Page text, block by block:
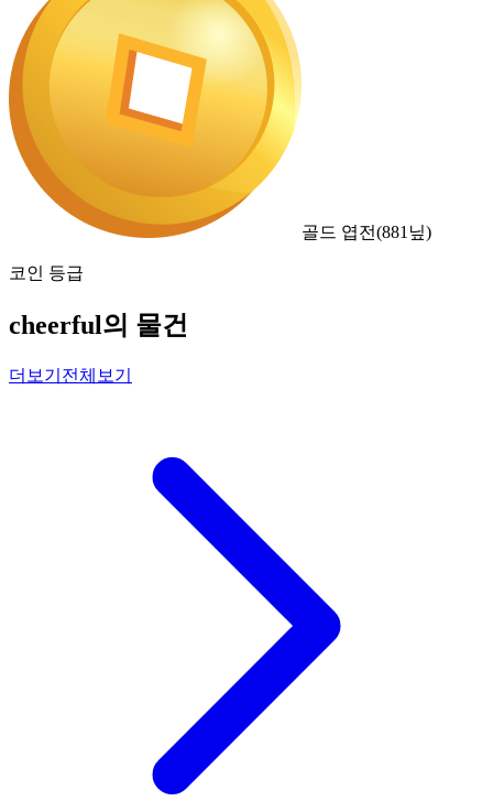
골드 엽전(881 닢)
코인 등급
cheerful의 물건
더보기 전체보기